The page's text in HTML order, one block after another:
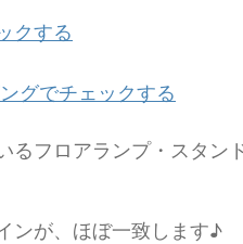
クする
グでチェックする
るフロアランプ・スタン
ンが、ほぼ一致します♪